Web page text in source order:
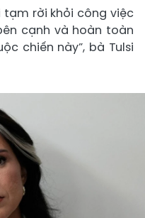
tạm rời khỏi công việc
cạnh và hoàn toàn
chiến này”, bà Tulsi